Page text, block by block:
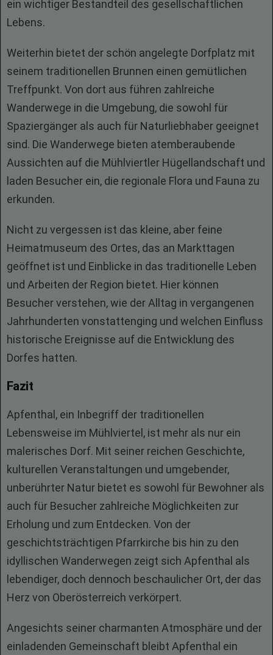
ein wichtiger Bestandteil des gesellschaftlichen
Lebens.
Weiterhin bietet der schön angelegte Dorfplatz mit
seinem traditionellen Brunnen einen gemütlichen
Treffpunkt. Von dort aus führen zahlreiche
Wanderwege in die Umgebung, die sowohl für
Spaziergänger als auch für Naturliebhaber geeignet
sind. Die Wanderwege bieten atemberaubende
Aussichten auf die Mühlviertler Hügellandschaft und
laden Besucher ein, die regionale Flora und Fauna zu
erkunden.
Nicht zu vergessen ist das kleine, aber feine
Heimatmuseum des Ortes, das an Markttagen
geöffnet ist und Einblicke in das traditionelle Leben
und Arbeiten der Region bietet. Hier können
Besucher verstehen, wie der Alltag in vergangenen
Jahrhunderten vonstattenging und welchen Einfluss
historische Ereignisse auf die Entwicklung des
Dorfes hatten.
Fazit
Apfenthal, ein Inbegriff der traditionellen
Lebensweise im Mühlviertel, ist mehr als nur ein
malerisches Dorf. Mit seiner reichen Geschichte,
kulturellen Veranstaltungen und umgebender,
unberührter Natur bietet es sowohl für Bewohner als
auch für Besucher zahlreiche Möglichkeiten zur
Erholung und zum Entdecken. Von der
geschichtsträchtigen Pfarrkirche bis hin zu den
idyllischen Wanderwegen zeigt sich Apfenthal als
lebendiger, doch dennoch beschaulicher Ort, der das
Herz von Oberösterreich verkörpert.
Angesichts seiner charmanten Atmosphäre und der
einladenden Gemeinschaft bleibt Apfenthal ein